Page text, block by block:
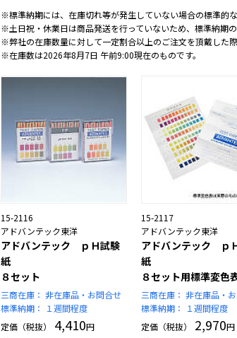
※標準納期には、在庫切れ等が発生していない場合の標準的
※土日祝・休業日は商品発送を行っていないため、標準納期
※弊社の在庫数量に対して一定割合以上のご注文を頂戴した
※在庫数は2026年8月7日 午前9:00現在のものです。
15-2116
アドバンテック東洋
アドバンテック ｐＨ試験
紙
８セット
三商在庫： 非在庫品・お問合せ
標準納期：
１週間程度
定価（税抜）
4,410円
15-2117
アドバンテック東洋
アドバンテック ｐ
紙
８セット用標準変色
三商在庫： 非在庫品・
標準納期：
１週間程度
定価（税抜）
2,970円